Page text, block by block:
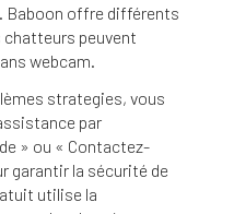
Baboon offre différents
chatteurs peuvent
webcam.
strategies, vous
par
» ou « Contactez-
garantir la sécurité de
utilise la